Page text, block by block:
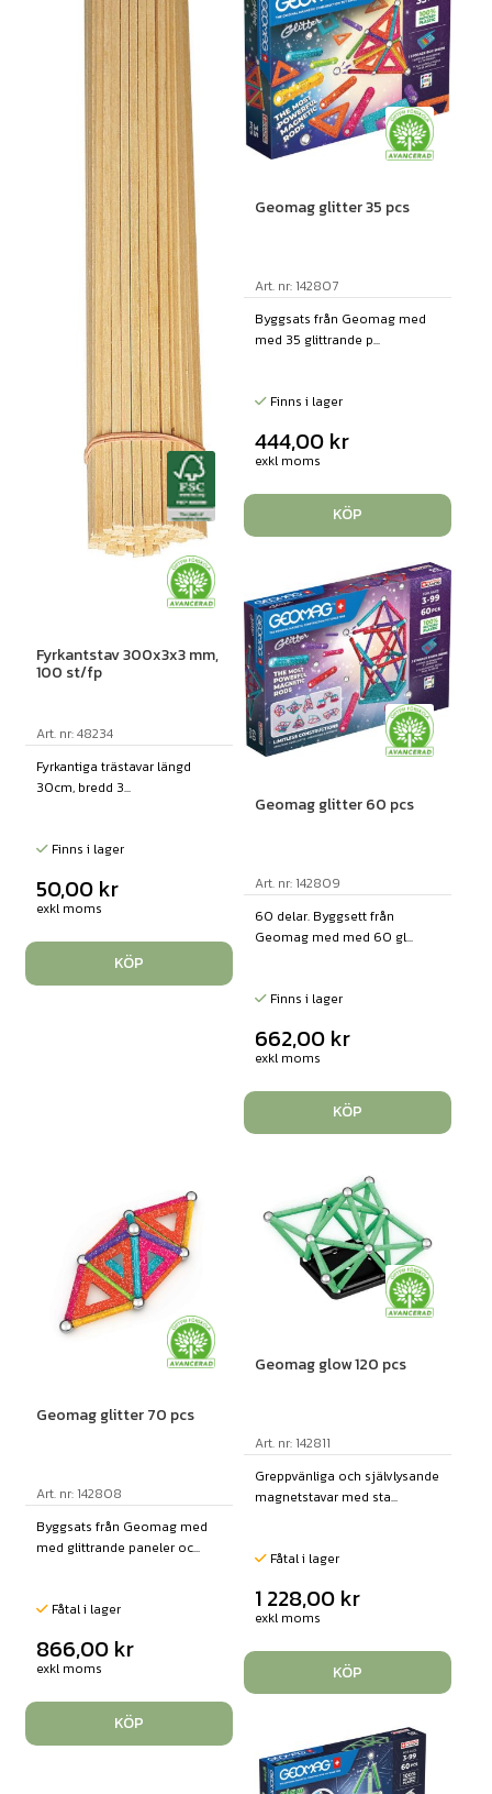
Fyrkantstav 300x3x3 mm,
100 st/fp
Art. nr: 48234
Fyrkantiga trästavar längd
30cm, bredd 3...
Finns i lager
50,00 kr
exkl moms
KÖP
Geomag glitter 35 pcs
Art. nr: 142807
Byggsats från Geomag med
med 35 glittrande p...
Finns i lager
444,00 kr
exkl moms
KÖP
Geomag glitter 60 pcs
Art. nr: 142809
60 delar. Byggsett från
Geomag med med 60 gl...
Finns i lager
662,00 kr
exkl moms
KÖP
Geomag glitter 70 pcs
Art. nr: 142808
Byggsats från Geomag med
med glittrande paneler oc...
Fåtal i lager
866,00 kr
exkl moms
KÖP
Geomag glow 120 pcs
Art. nr: 142811
Greppvänliga och självlysande
magnetstavar med sta...
Fåtal i lager
1 228,00 kr
exkl moms
KÖP